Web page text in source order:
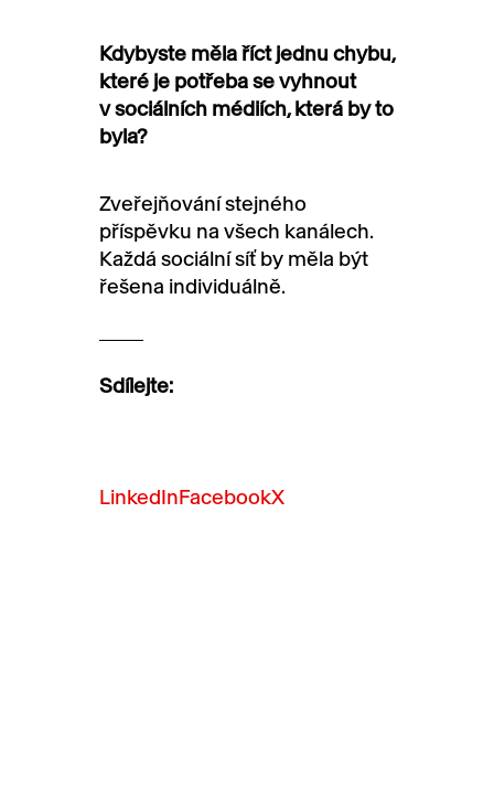
Kdybyste měla říct jednu chybu,
které je potřeba se vyhnout
v sociálních médiích, která by to
byla?
Zveřejňování stejného
příspěvku na všech kanálech.
Každá sociální síť by měla být
řešena individuálně.
Sdílejte:
LinkedInFacebookX